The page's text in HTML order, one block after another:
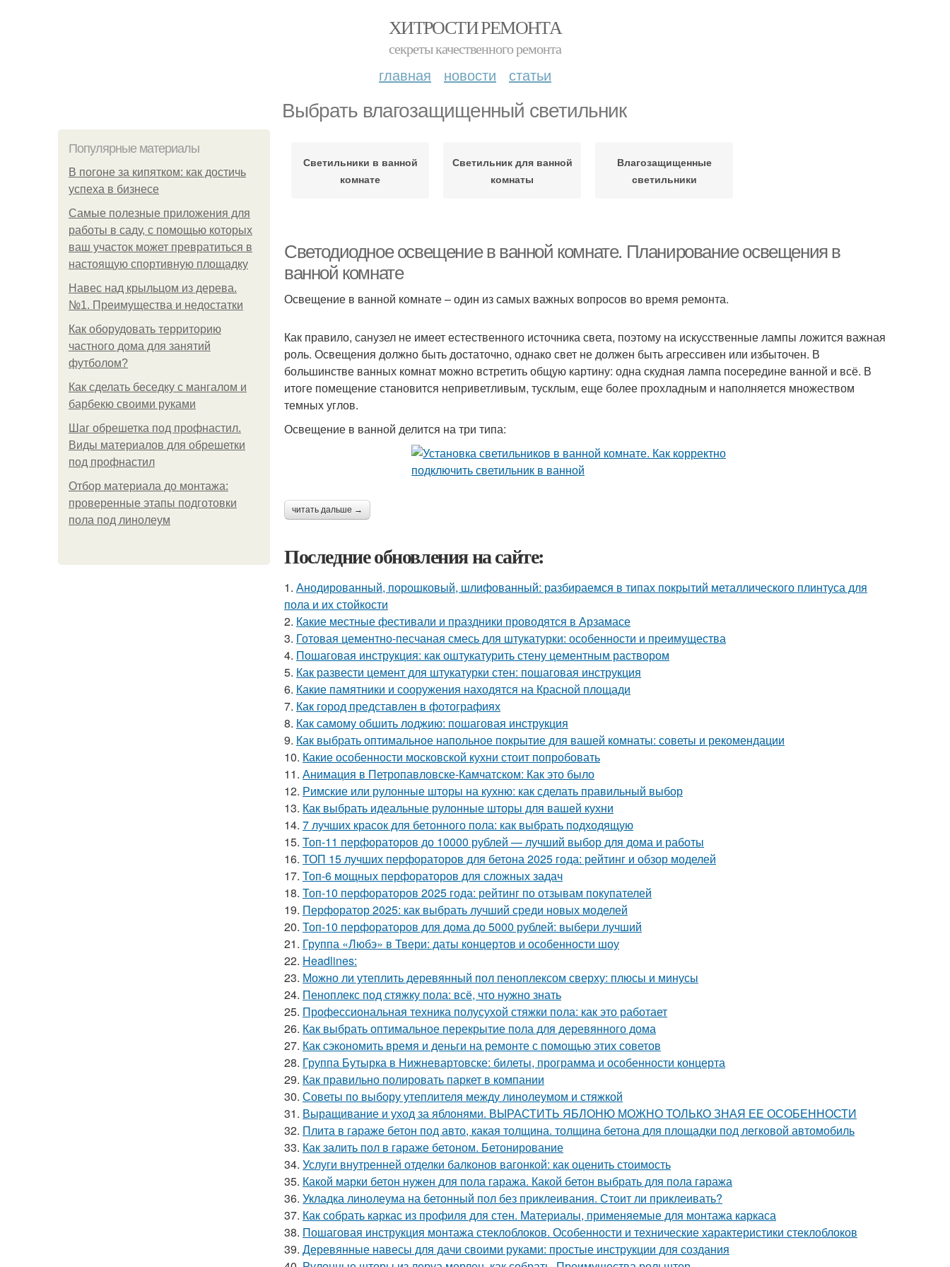
ХИТРОСТИ РЕМОНТА
секреты качественного ремонта
главная новости статьи
Выбрать влагозащищенный светильник
Популярные материалы
В погоне за кипятком: как достичь
успеха в бизнесе
Самые полезные приложения для
работы в саду, с помощью которых
ваш участок может превратиться в
настоящую спортивную площадку
Навес над крыльцом из дерева.
№1. Преимущества и недостатки
Как оборудовать территорию
частного дома для занятий
футболом?
Как сделать беседку с мангалом и
барбекю своими руками
Шаг обрешетка под профнастил.
Виды материалов для обрешетки
под профнастил
Отбор материала до монтажа:
проверенные этапы подготовки
пола под линолеум
Светильники в ванной
комнате
Светильник для ванной
комнаты
Влагозащищенные
светильники
Светодиодное освещение в ванной комнате. Планирование освещения в
ванной комнате
Освещение в ванной комнате – один из самых важных вопросов во время ремонта.
Как правило, санузел не имеет естественного источника света, поэтому на искусственные лампы ложится важная
роль. Освещения должно быть достаточно, однако свет не должен быть агрессивен или избыточен. В
большинстве ванных комнат можно встретить общую картину: одна скудная лампа посередине ванной и всё. В
итоге помещение становится неприветливым, тусклым, еще более прохладным и наполняется множеством
темных углов.
Освещение в ванной делится на три типа:
читать дальше →
Последние обновления на сайте:
1. Анодированный, порошковый, шлифованный: разбираемся в типах покрытий металлического плинтуса для
пола и их стойкости
2. Какие местные фестивали и праздники проводятся в Арзамасе
3. Готовая цементно-песчаная смесь для штукатурки: особенности и преимущества
4. Пошаговая инструкция: как оштукатурить стену цементным раствором
5. Как развести цемент для штукатурки стен: пошаговая инструкция
6. Какие памятники и сооружения находятся на Красной площади
7. Как город представлен в фотографиях
8. Как самому обшить лоджию: пошаговая инструкция
9. Как выбрать оптимальное напольное покрытие для вашей комнаты: советы и рекомендации
10. Какие особенности московской кухни стоит попробовать
11. Анимация в Петропавловске-Камчатском: Как это было
12. Римские или рулонные шторы на кухню: как сделать правильный выбор
13. Как выбрать идеальные рулонные шторы для вашей кухни
14. 7 лучших красок для бетонного пола: как выбрать подходящую
15. Топ-11 перфораторов до 10000 рублей — лучший выбор для дома и работы
16. ТОП 15 лучших перфораторов для бетона 2025 года: рейтинг и обзор моделей
17. Топ-6 мощных перфораторов для сложных задач
18. Топ-10 перфораторов 2025 года: рейтинг по отзывам покупателей
19. Перфоратор 2025: как выбрать лучший среди новых моделей
20. Топ-10 перфораторов для дома до 5000 рублей: выбери лучший
21. Группа «Любэ» в Твери: даты концертов и особенности шоу
22. Headlines:
23. Можно ли утеплить деревянный пол пеноплексом сверху: плюсы и минусы
24. Пеноплекс под стяжку пола: всё, что нужно знать
25. Профессиональная техника полусухой стяжки пола: как это работает
26. Как выбрать оптимальное перекрытие пола для деревянного дома
27. Как сэкономить время и деньги на ремонте с помощью этих советов
28. Группа Бутырка в Нижневартовске: билеты, программа и особенности концерта
29. Как правильно полировать паркет в компании
30. Советы по выбору утеплителя между линолеумом и стяжкой
31. Выращивание и уход за яблонями. ВЫРАСТИТЬ ЯБЛОНЮ МОЖНО ТОЛЬКО ЗНАЯ ЕЕ ОСОБЕННОСТИ
32. Плита в гараже бетон под авто, какая толщина. толщина бетона для площадки под легковой автомобиль
33. Как залить пол в гараже бетоном. Бетонирование
34. Услуги внутренней отделки балконов вагонкой: как оценить стоимость
35. Какой марки бетон нужен для пола гаража. Какой бетон выбрать для пола гаража
36. Укладка линолеума на бетонный пол без приклеивания. Стоит ли приклеивать?
37. Как собрать каркас из профиля для стен. Материалы, применяемые для монтажа каркаса
38. Пошаговая инструкция монтажа стеклоблоков. Особенности и технические характеристики стеклоблоков
39. Деревянные навесы для дачи своими руками: простые инструкции для создания